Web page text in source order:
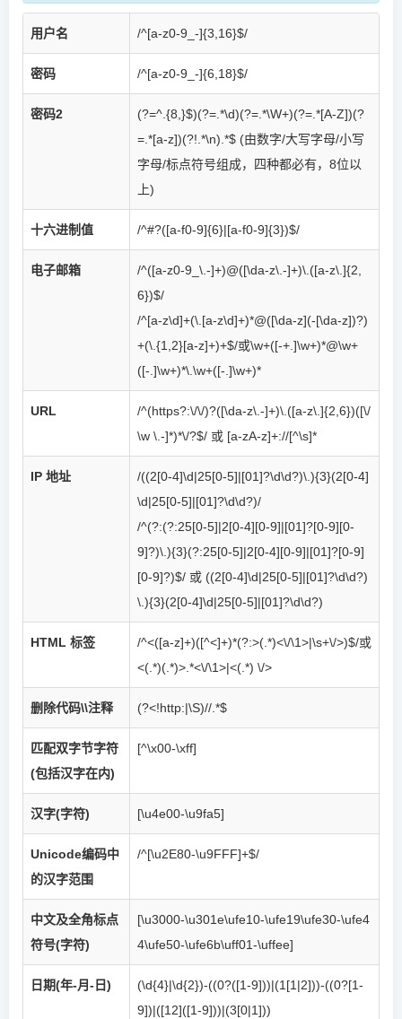
用户名 /^[a-z0-9_-]{3,16}$/
密码 /^[a-z0-9_-]{6,18}$/
密码2
(?=^.{8,}$)(?=.*\d)(?=.*\W+)(?=.*[A-Z])(?
=.*[a-z])(?!.*\n).*$ (由数字/大写字母/小写
字母/标点符号组成，四种都必有，8位以
上)
十六进制值 /^#?([a-f0-9]{6}|[a-f0-9]{3})$/
电子邮箱
/^([a-z0-9_\.-]+)@([\da-z\.-]+)\.([a-z\.]{2,
6})$/
/^[a-z\d]+(\.[a-z\d]+)*@([\da-z](-[\da-z])?)
+(\.{1,2}[a-z]+)+$/或\w+([-+.]\w+)*@\w+
([-.]\w+)*\.\w+([-.]\w+)*
URL
/^(https?:\/\/)?([\da-z\.-]+)\.([a-z\.]{2,6})([\/
\w \.-]*)*\/?$/ 或 [a-zA-z]+://[^\s]*
IP 地址
/((2[0-4]\d|25[0-5]|[01]?\d\d?)\.){3}(2[0-4]
\d|25[0-5]|[01]?\d\d?)/
/^(?:(?:25[0-5]|2[0-4][0-9]|[01]?[0-9][0-
9]?)\.){3}(?:25[0-5]|2[0-4][0-9]|[01]?[0-9]
[0-9]?)$/ 或 ((2[0-4]\d|25[0-5]|[01]?\d\d?)
\.){3}(2[0-4]\d|25[0-5]|[01]?\d\d?)
HTML 标签
/^<([a-z]+)([^<]+)*(?:>(.*)<\/\1>|\s+\/>)$/或
<(.*)(.*)>.*<\/\1>|<(.*) \/>
删除代码\\注释 (?<!http:|\S)//.*$
匹配双字节字符
(包括汉字在内)
[^\x00-\xff]
汉字(字符) [\u4e00-\u9fa5]
Unicode编码中
的汉字范围
/^[\u2E80-\u9FFF]+$/
中文及全角标点
符号(字符)
[\u3000-\u301e\ufe10-\ufe19\ufe30-\ufe4
4\ufe50-\ufe6b\uff01-\uffee]
日期(年-月-日)
(\d{4}|\d{2})-((0?([1-9]))|(1[1|2]))-((0?[1-
9])|([12]([1-9]))|(3[0|1]))